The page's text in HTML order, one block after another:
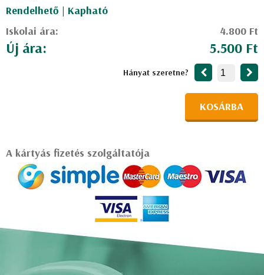
Rendelhető | Kapható
Iskolai ára:
4.800 Ft
Új ára: 5.500 Ft
Hányat szeretne?
KOSÁRBA
A kártyás fizetés szolgáltatója